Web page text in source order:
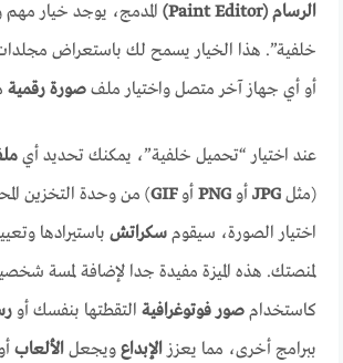
الرسام (Paint Editor)
المدمج، يوجد خيار
خلفية”. هذا الخيار يسمح لك باستعراض
أو أي جهاز آخر متصل واختيار ملفصورة رقمية
عند اختيار “تحميل خلفية”، يمكنك تحديد أي
(مثلJPG أوPNG أوGIF) من وحدة التخزين
اختيار الصورة، سيقومسكراتش باستيرادها
لمنصتك. هذه الميزة مفيدة جدا لإضافة لمسة
كاستخدامصور فوتوغرافية التقطتها بنفسك أو
ببرامج أخرى، مما يعززالإبداع ويجعلالألعاب